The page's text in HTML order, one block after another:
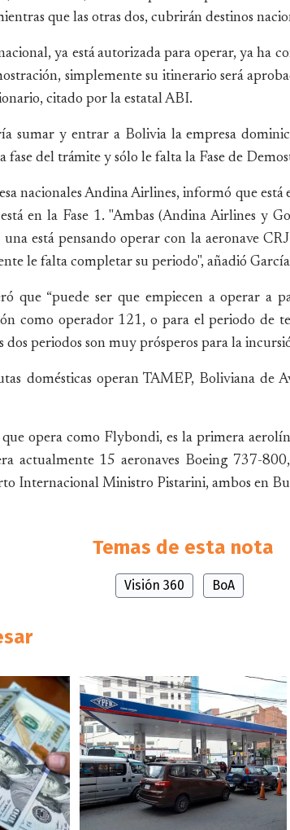
que las otras dos, cubrirán destinos
ya está autorizada para operar, ya ha
simplemente su itinerario será
citado por la estatal ABI.
sumar y entrar a Bolivia la empresa
del trámite y sólo le falta la Fase de
nacionales Andina Airlines, informó que
en la Fase 1. "Ambas (Andina Airlines y
está pensando operar con la aeronave
le falta completar su periodo", añadió
que “puede ser que empiecen a operar a
como operador 121, o para el periodo de
dos periodos son muy prósperos para la
domésticas operan TAMEP, Boliviana de
que opera como Flybondi, es la primera
actualmente 15 aeronaves Boeing 737-
Internacional Ministro Pistarini, ambos en
Temas de esta nota
Visión 360 BoA